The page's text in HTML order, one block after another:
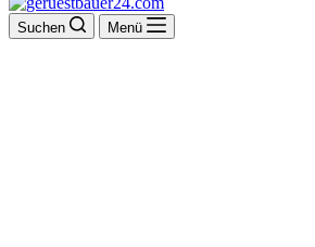
Suchen Menü